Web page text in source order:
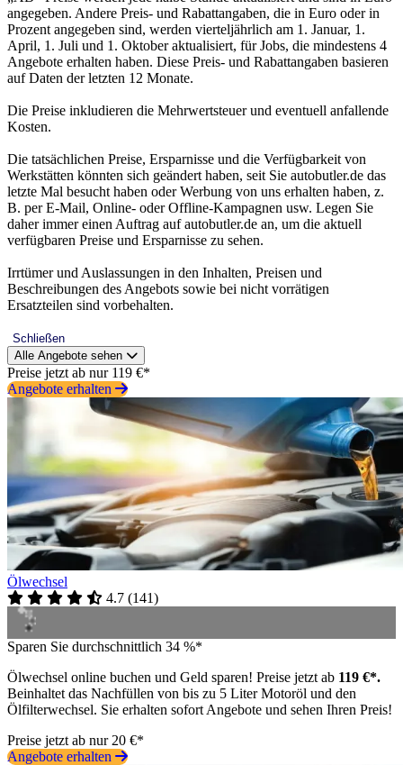
angegeben. Andere Preis- und Rabattangaben, die in Euro oder in
Prozent angegeben sind, werden vierteljährlich am 1. Januar, 1.
April, 1. Juli und 1. Oktober aktualisiert, für Jobs, die mindestens 4
Angebote erhalten haben. Diese Preis- und Rabattangaben basieren
auf Daten der letzten 12 Monate.
Die Preise inkludieren die Mehrwertsteuer und eventuell anfallende
Kosten.
Die tatsächlichen Preise, Ersparnisse und die Verfügbarkeit von
Werkstätten könnten sich geändert haben, seit Sie autobutler.de das
letzte Mal besucht haben oder Werbung von uns erhalten haben, z.
B. per E-Mail, Online- oder Offline-Kampagnen usw. Legen Sie
daher immer einen Auftrag auf autobutler.de an, um die aktuell
verfügbaren Preise und Ersparnisse zu sehen.
Irrtümer und Auslassungen in den Inhalten, Preisen und
Beschreibungen des Angebots sowie bei nicht vorrätigen
Ersatzteilen sind vorbehalten.
Schließen
Alle Angebote sehen
Preise jetzt ab nur 119 €*
Angebote erhalten
Ölwechsel
4.7 (141)
Sparen Sie durchschnittlich 34 %*
Ölwechsel online buchen und Geld sparen! Preise jetzt ab 119 €*.
Beinhaltet das Nachfüllen von bis zu 5 Liter Motoröl und den
Ölfilterwechsel. Sie erhalten sofort Angebote und sehen Ihren Preis!
Preise jetzt ab nur 20 €*
Angebote erhalten